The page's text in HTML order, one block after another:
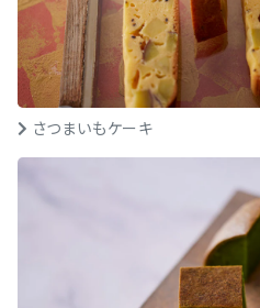
さつまいもケーキ